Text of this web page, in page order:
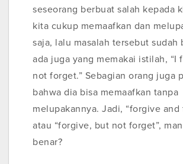
seseorang berbuat salah kepada
kita cukup memaafkan dan
saja, lalu masalah tersebut sudah
ada juga yang memakai istilah, “I
not forget.” Sebagian orang juga
bahwa dia bisa memaafkan tanpa
melupakannya. Jadi, “forgive and
atau “forgive, but not forget”,
benar?